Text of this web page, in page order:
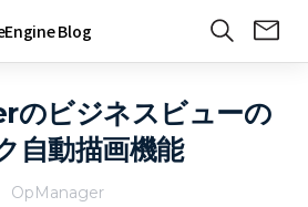
Blog
ビジネスビューの
自動描画機能
OpManager